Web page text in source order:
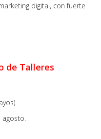
digital, con fuerte
de Talleres